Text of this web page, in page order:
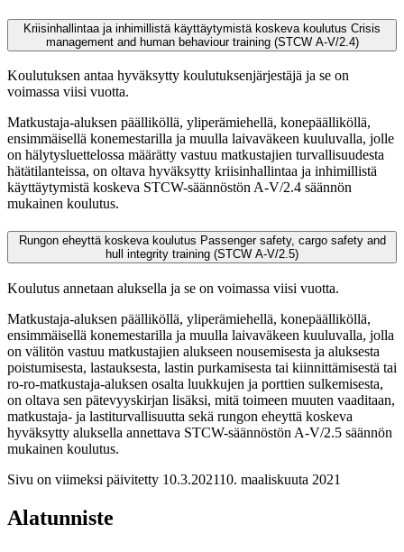
Kriisinhallintaa ja inhimillistä käyttäytymistä koskeva koulutus Crisis
management and human behaviour training (STCW A-V/2.4)
Koulutuksen antaa hyväksytty koulutuksenjärjestäjä ja se on
voimassa viisi vuotta.
Matkustaja-aluksen päälliköllä, yliperämiehellä, konepäälliköllä,
ensimmäisellä konemestarilla ja muulla laivaväkeen kuuluvalla, jolle
on hälytysluettelossa määrätty vastuu matkustajien turvallisuudesta
hätätilanteissa, on oltava hyväksytty kriisinhallintaa ja inhimillistä
käyttäytymistä koskeva STCW-säännöstön A-V/2.4 säännön
mukainen koulutus.
Rungon eheyttä koskeva koulutus Passenger safety, cargo safety and
hull integrity training (STCW A-V/2.5)
Koulutus annetaan aluksella ja se on voimassa viisi vuotta.
Matkustaja-aluksen päälliköllä, yliperämiehellä, konepäälliköllä,
ensimmäisellä konemestarilla ja muulla laivaväkeen kuuluvalla, jolla
on välitön vastuu matkustajien alukseen nousemisesta ja aluksesta
poistumisesta, lastauksesta, lastin purkamisesta tai kiinnittämisestä tai
ro-ro-matkustaja-aluksen osalta luukkujen ja porttien sulkemisesta,
on oltava sen pätevyyskirjan lisäksi, mitä toimeen muuten vaaditaan,
matkustaja- ja lastiturvallisuutta sekä rungon eheyttä koskeva
hyväksytty aluksella annettava STCW-säännöstön A-V/2.5 säännön
mukainen koulutus.
Sivu on viimeksi päivitetty 10.3.202110. maaliskuuta 2021
Alatunniste